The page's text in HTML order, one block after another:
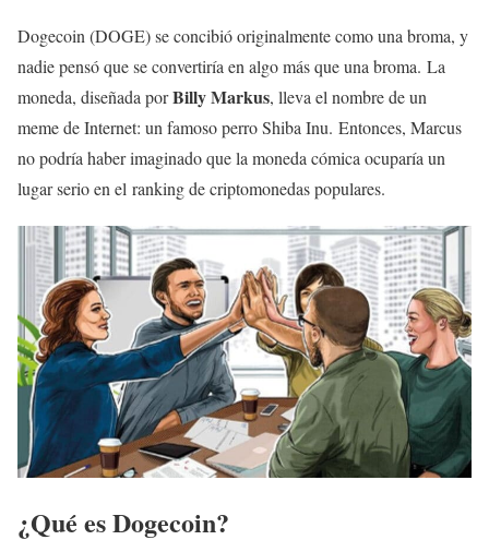
Dogecoin (DOGE) se concibió originalmente como una broma, y
​​nadie pensó que se convertiría en algo más que una broma. La
moneda, diseñada porBilly Markus, lleva el nombre de un
meme de Internet: un famoso perro Shiba Inu. Entonces, Marcus
no podría haber imaginado que la moneda cómica ocuparía un
lugar serio en el ranking de criptomonedas populares.
¿Qué es Dogecoin?